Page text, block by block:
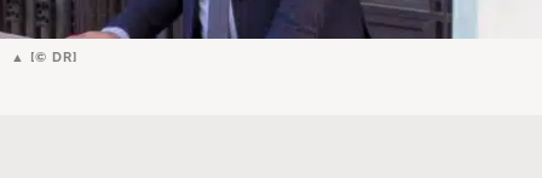
[© DR]